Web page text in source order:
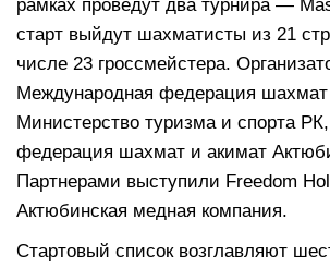
рамках проведут два турнира —
старт выйдут шахматисты из 21
числе 23 гроссмейстера.
Международная федерация шахмат
Министерство туризма и спорта РК,
федерация шахмат и акимат
Партнерами выступили Freedom
Актюбинская медная компания.
Стартовый список возглавляют